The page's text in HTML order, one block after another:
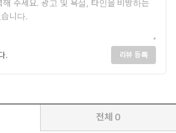
. 리뷰 등록
전체 0